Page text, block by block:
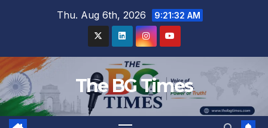
Thu. Aug 6th, 2026 9:21:33 AM
The BG Times